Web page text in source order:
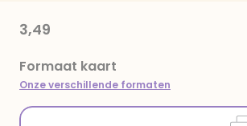
3,49
Formaat kaart
Onze verschillende formaten